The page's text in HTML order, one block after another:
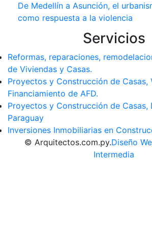
De Medellín a Asunción, el
como respuesta a la violencia
Servicios
Reformas, reparaciones,
de Viviendas y Casas.
Proyectos y Construcción de Casas,
Financiamiento de AFD.
Proyectos y Construcción de Casas,
Paraguay
Inversiones Inmobiliarias en
© Arquitectos.com.py.Diseño
Intermedia